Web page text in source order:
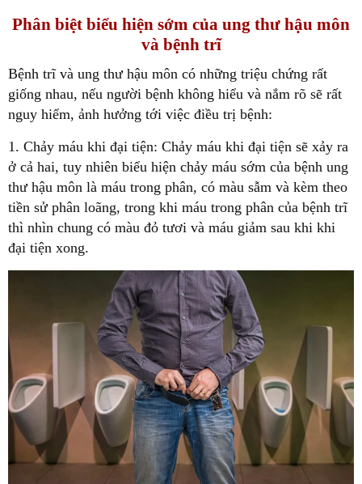
Phân biệt biểu hiện sớm của ung thư hậu môn
và bệnh trĩ
Bệnh trĩ và ung thư hậu môn có những triệu chứng rất
giống nhau, nếu người bệnh không hiểu và nắm rõ sẽ rất
nguy hiểm, ảnh hưởng tới việc điều trị bệnh:
1. Chảy máu khi đại tiện: Chảy máu khi đại tiện sẽ xảy ra
ở cả hai, tuy nhiên biểu hiện chảy máu sớm của bệnh ung
thư hậu môn là máu trong phân, có màu sẫm và kèm theo
tiền sử phân loãng, trong khi máu trong phân của bệnh trĩ
thì nhìn chung có màu đỏ tươi và máu giảm sau khi khi
đại tiện xong.